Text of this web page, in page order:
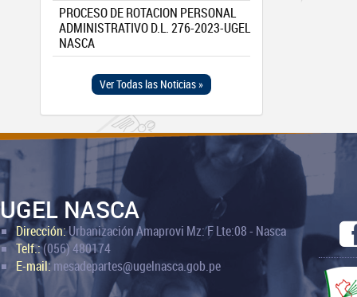
PROCESO DE ROTACION PERSONAL
ADMINISTRATIVO D.L. 276-2023-UGEL
NASCA
Ver Todas las Noticias »
UGEL NASCA
Dirección:Urbanización Amaprovi Mz: F Lte:08 - Nasca
Telf.:(056) 480174
E-mail:mesadepartes@ugelnasca.gob.pe